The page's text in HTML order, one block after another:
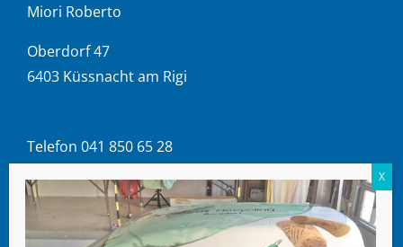
Miori Roberto
Oberdorf 47
6403 Küssnacht am Rigi
Telefon 041 850 65 28
info@mr-werbetechnik.ch
Datenübermittlung